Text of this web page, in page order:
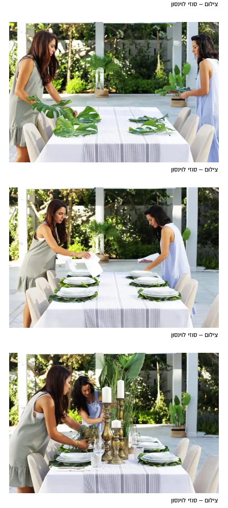
צילום – סוזי לוינסון
צילום – סוזי לוינסון
צילום – סוזי לוינסון
צילום – סוזי לוינסון